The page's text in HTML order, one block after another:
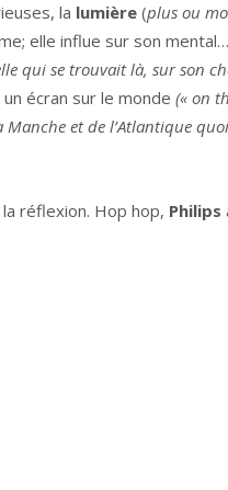
la lumière (plus ou
elle influe sur son mental…
qui se trouvait là, sur son
écran sur le monde (« on
Manche et de l’Atlantique
réflexion. Hop hop, Philips